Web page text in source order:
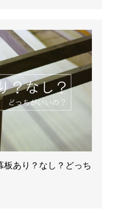
板あり？なし？どっち